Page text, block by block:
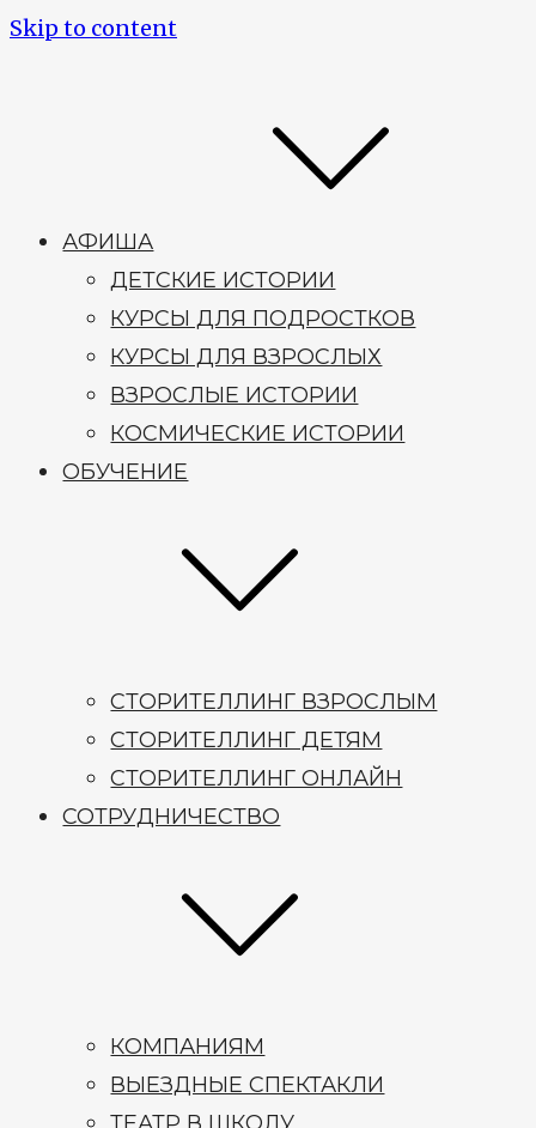
Skip to content
АФИША
ДЕТСКИЕ ИСТОРИИ
КУРСЫ ДЛЯ ПОДРОСТКОВ
КУРСЫ ДЛЯ ВЗРОСЛЫХ
ВЗРОСЛЫЕ ИСТОРИИ
КОСМИЧЕСКИЕ ИСТОРИИ
ОБУЧЕНИЕ
СТОРИТЕЛЛИНГ ВЗРОСЛЫМ
СТОРИТЕЛЛИНГ ДЕТЯМ
СТОРИТЕЛЛИНГ ОНЛАЙН
СОТРУДНИЧЕСТВО
КОМПАНИЯМ
ВЫЕЗДНЫЕ СПЕКТАКЛИ